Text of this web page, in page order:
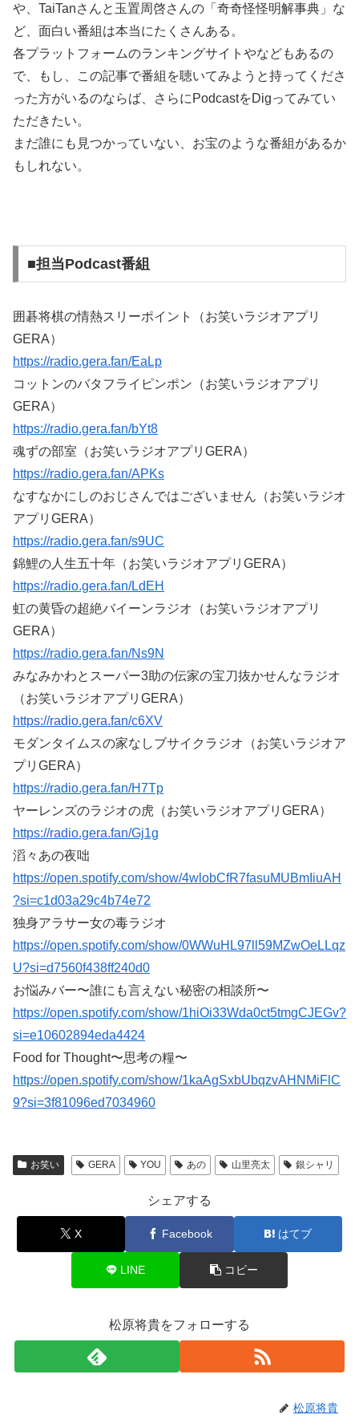
や、TaiTanさんと玉置周啓さんの「奇奇怪怪明解事典」な
ど、面白い番組は本当にたくさんある。
各プラットフォームのランキングサイトやなどもあるの
で、もし、この記事で番組を聴いてみようと持ってくださ
った方がいるのならば、さらにPodcastをDigってみてい
ただきたい。
まだ誰にも見つかっていない、お宝のような番組があるか
もしれない。
■担当Podcast番組
囲碁将棋の情熱スリーポイント（お笑いラジオアプリ
GERA）
https://radio.gera.fan/EaLp
コットンのバタフライピンポン（お笑いラジオアプリ
GERA）
https://radio.gera.fan/bYt8
魂ずの部室（お笑いラジオアプリGERA）
https://radio.gera.fan/APKs
なすなかにしのおじさんではございません（お笑いラジオ
アプリGERA）
https://radio.gera.fan/s9UC
錦鯉の人生五十年（お笑いラジオアプリGERA）
https://radio.gera.fan/LdEH
虹の黄昏の超絶バイーンラジオ（お笑いラジオアプリ
GERA）
https://radio.gera.fan/Ns9N
みなみかわとスーパー3助の伝家の宝刀抜かせんなラジオ
（お笑いラジオアプリGERA）
https://radio.gera.fan/c6XV
モダンタイムスの家なしブサイクラジオ（お笑いラジオア
プリGERA）
https://radio.gera.fan/H7Tp
ヤーレンズのラジオの虎（お笑いラジオアプリGERA）
https://radio.gera.fan/Gj1g
滔々あの夜咄
https://open.spotify.com/show/4wlobCfR7fasuMUBmIiuAH
?si=c1d03a29c4b74e72
独身アラサー女の毒ラジオ
https://open.spotify.com/show/0WWuHL97ll59MZwOeLLqz
U?si=d7560f438ff240d0
お悩みバー〜誰にも言えない秘密の相談所〜
https://open.spotify.com/show/1hiOi33Wda0ct5tmgCJEGv?
si=e10602894eda4424
Food for Thought〜思考の糧〜
https://open.spotify.com/show/1kaAgSxbUbqzvAHNMiFlC
9?si=3f81096ed7034960
お笑い GERA YOU あの 山里亮太 銀シャリ
シェアする
X Facebook はてブ
LINE コピー
松原将貴をフォローする
松原将貴